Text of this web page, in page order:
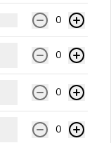
origen Americano
cheddar, cebolla
y salsa golf.
0
0
0
0